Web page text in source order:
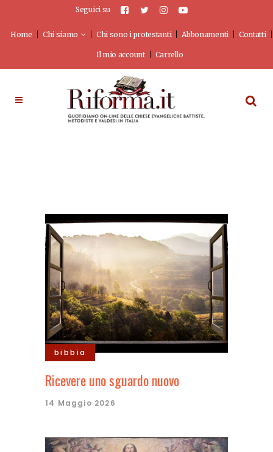
Seguici su
Home Chi siamo Chi sono i protestanti Abbonamenti Contatti
Il mio account Carrello
bibbia
Ricevere uno sguardo nuovo
14 Maggio 2026